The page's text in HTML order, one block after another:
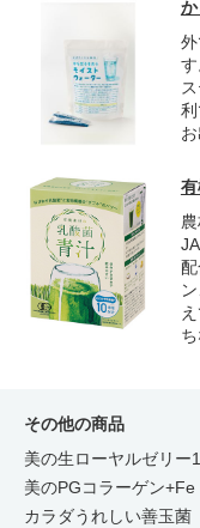
その他の商品
美の生ローヤルゼリー
美のPGコラーゲン+Fe
カラダうれしい善玉菌